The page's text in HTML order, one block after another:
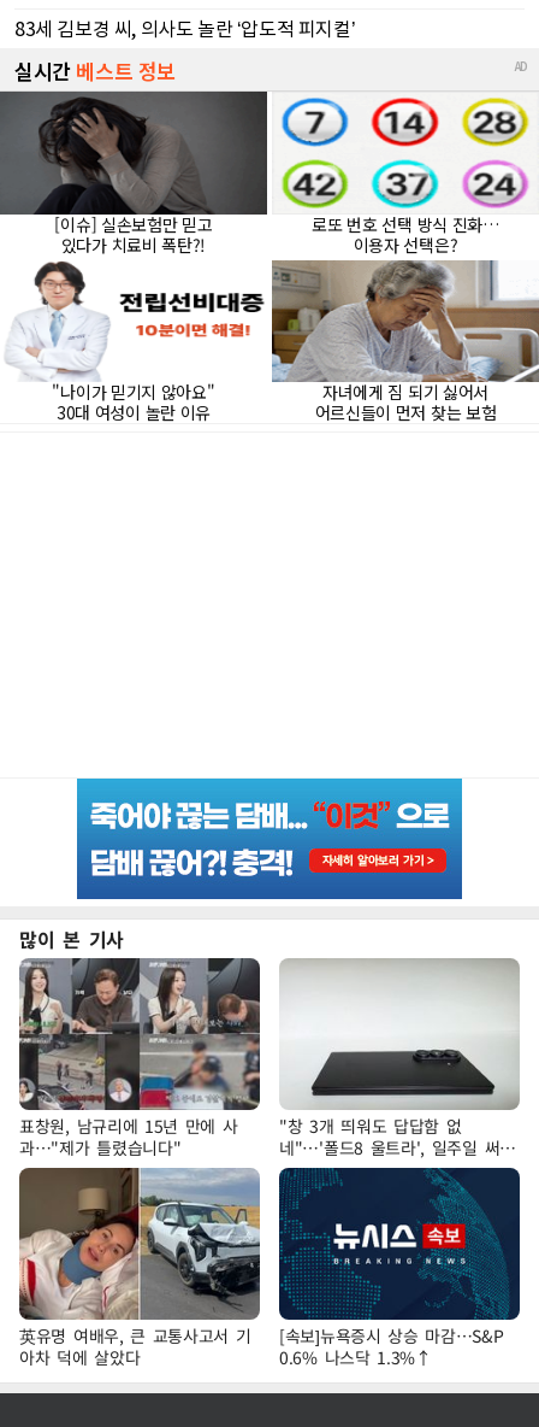
많이 본 기사
표창원, 남규리에 15년 만에 사
과…"제가 틀렸습니다"
"창 3개 띄워도 답답함 없
네"…'폴드8 울트라', 일주일 써보
니
英유명 여배우, 큰 교통사고서 기
아차 덕에 살았다
[속보]뉴욕증시 상승 마감…S&P
0.6% 나스닥 1.3%↑